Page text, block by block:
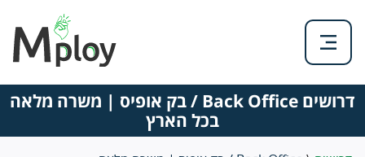
דרושים Back Office / בק אופיס | משרה מלאה
בכל הארץ